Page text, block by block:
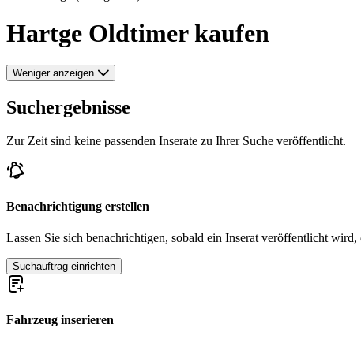
Hartge Oldtimer kaufen
Weniger anzeigen
Suchergebnisse
Zur Zeit sind keine passenden Inserate zu Ihrer Suche veröffentlicht.
Benachrichtigung erstellen
Lassen Sie sich benachrichtigen, sobald ein Inserat veröffentlicht
Suchauftrag einrichten
Fahrzeug inserieren